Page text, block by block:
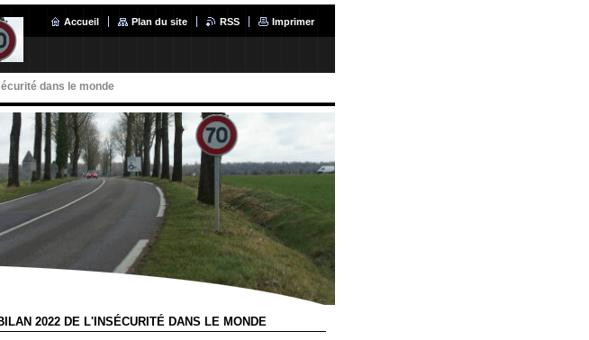
Accueil Plan du site RSS Imprimer
dans le monde
2022 DE L'INSÉCURITÉ DANS LE MONDE